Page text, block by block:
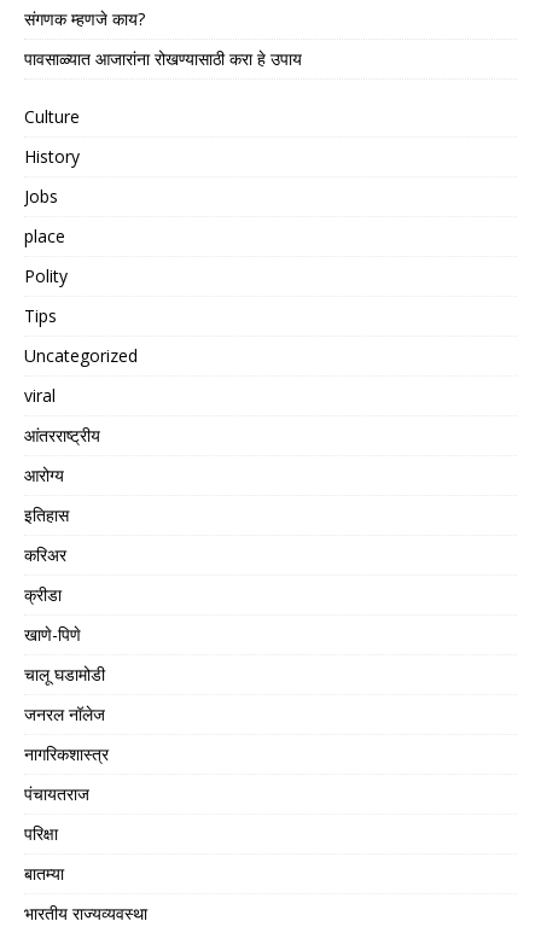
संगणक म्हणजे काय?
पावसाळ्यात आजारांना रोखण्यासाठी करा हे उपाय
Culture
History
Jobs
place
Polity
Tips
Uncategorized
viral
आंतरराष्ट्रीय
आरोग्य
इतिहास
करिअर
क्रीडा
खाणे-पिणे
चालू घडामोडी
जनरल नॉलेज
नागरिकशास्त्र
पंचायतराज
परिक्षा
बातम्या
भारतीय राज्यव्यवस्था